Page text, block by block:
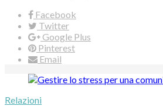
Facebook
Twitter
Google Plus
Pinterest
Email
Relazioni